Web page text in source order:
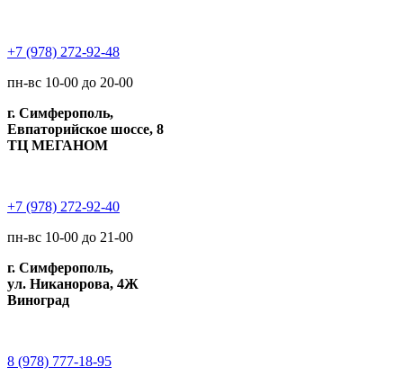
+7 (978) 272-92-48
пн-вс 10-00 до 20-00
г. Симферополь,
Евпаторийское шоссе, 8
ТЦ МЕГАНОМ
+7 (978) 272-92-40
пн-вс 10-00 до 21-00
г. Симферополь,
ул. Никанорова, 4Ж
Виноград
8 (978) 777-18-95